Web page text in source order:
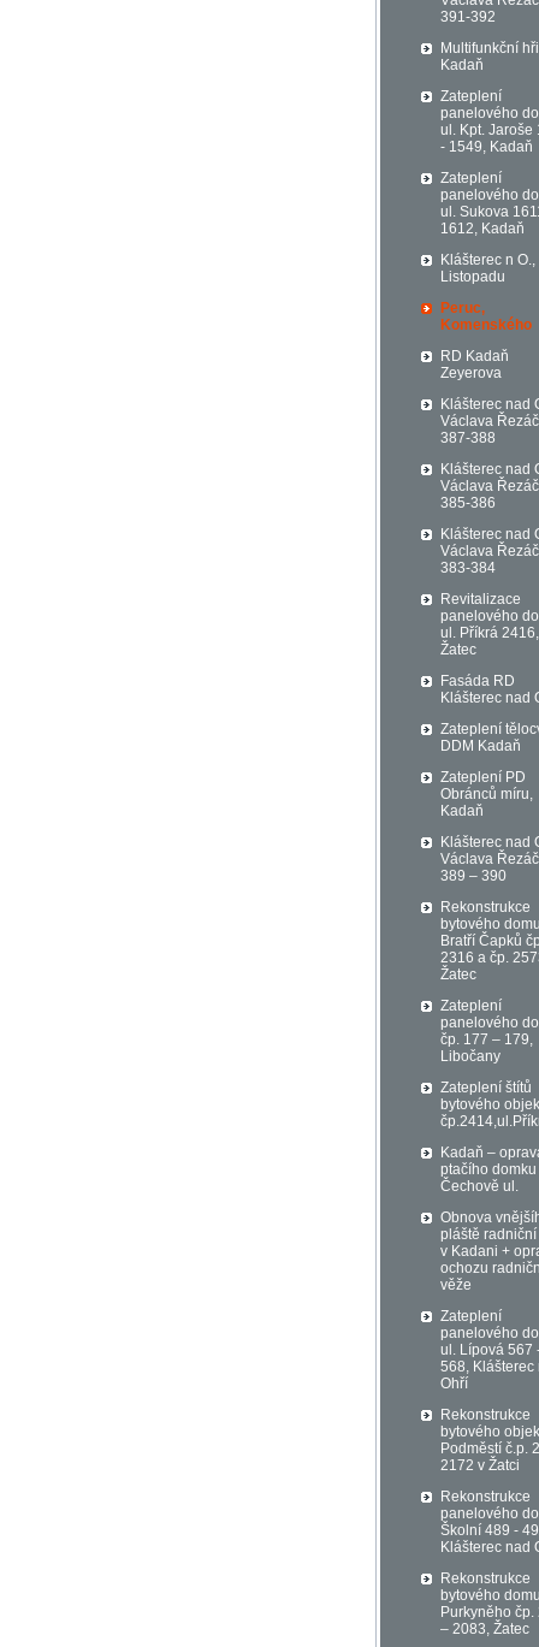
391-392
Multifunkční
Kadaň
Zateplení
panelového
ul. Kpt. Jaroše
- 1549, Kadaň
Zateplení
panelového
ul. Sukova
1612, Kadaň
Klášterec n O.,
Listopadu
Peruc,
Komenského
RD Kadaň
Zeyerova
Klášterec nad
Václava
387-388
Klášterec nad
Václava
385-386
Klášterec nad
Václava
383-384
Revitalizace
panelového
ul. Příkrá 2416,
Žatec
Fasáda RD
Klášterec nad
Zateplení
DDM Kadaň
Zateplení PD
Obránců míru,
Kadaň
Klášterec nad
Václava
389 – 390
Rekonstrukce
bytového
Bratří Čapků
2316 a čp.
Žatec
Zateplení
panelového
čp. 177 – 179,
Libočany
Zateplení štítů
bytového
Kadaň –
ptačího domku
Čechově ul.
Obnova
pláště radniční
v Kadani +
ochozu
věže
Zateplení
panelového
ul. Lípová 567
568, Klášterec
Ohří
Rekonstrukce
bytového
Podměstí č.p.
2172 v Žatci
Rekonstrukce
panelového
Školní 489 -
Klášterec nad
Rekonstrukce
bytového
Purkyněho čp.
– 2083, Žatec